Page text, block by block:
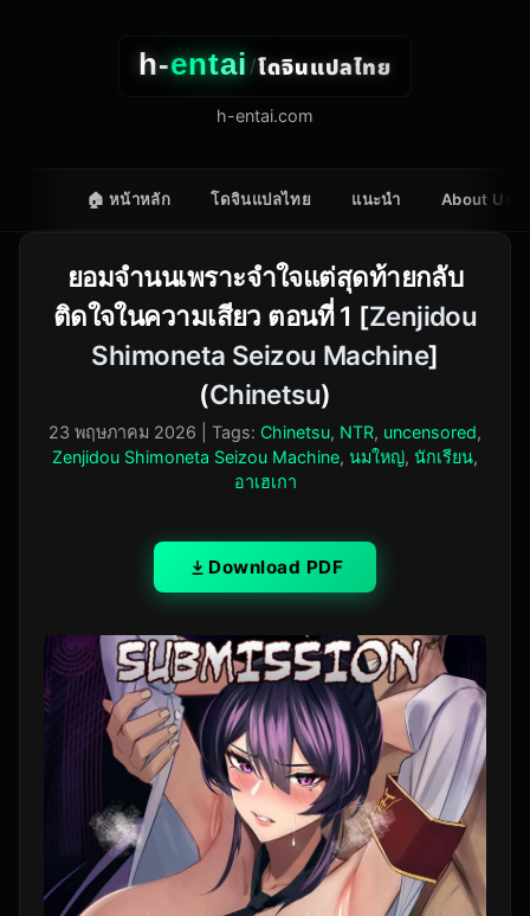
h-entai/โดจินแปลไทย
h-entai.com
🏠 หน้าหลัก โดจินแปลไทย แนะนำ About Us
ยอมจำนนเพราะจำใจแต่สุดท้ายกลับ
ติดใจในความเสียว ตอนที่ 1 [Zenjidou
Shimoneta Seizou Machine]
(Chinetsu)
23 พฤษภาคม 2026 | Tags: Chinetsu, NTR, uncensored,
Zenjidou Shimoneta Seizou Machine, นมใหญ่, นักเรียน,
อาเฮเกา
Download PDF